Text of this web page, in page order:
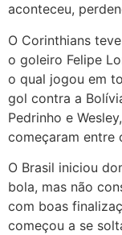
aconteceu,
O Corinthians
o goleiro Felipe
o qual jogou em
gol contra a
Pedrinho e
começaram entre
O Brasil iniciou
bola, mas não
com boas
começou a se